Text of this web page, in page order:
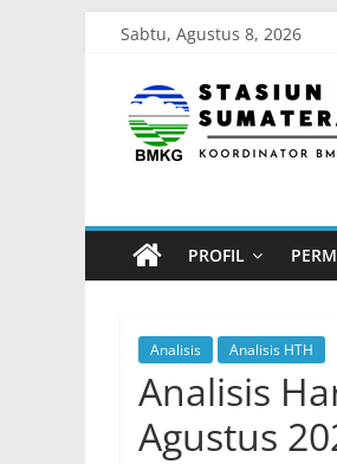
content
Sabtu, Agustus 8, 2026
Stasiun
Selatan
Koordinator
BMKG
Sumatera
Selatan
PROFIL
Analisis Analisis HTH
Analisis
Agustus